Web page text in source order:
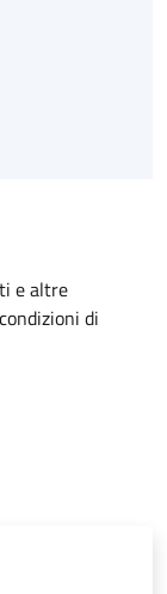
e altre
di